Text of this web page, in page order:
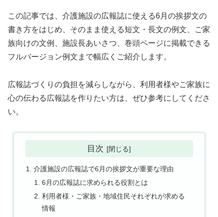
この記事では、介護施設の広報誌に使える6月の挨拶文の
書き方をはじめ、そのまま使える短文・長文の例文、ご家
族向けの文例、施設長あいさつ、巻頭ページに掲載できる
フルバージョン例文まで幅広くご紹介します。
広報誌づくりの負担を減らしながら、利用者様やご家族に
心の伝わる広報誌を作りたい方は、ぜひ参考にしてくださ
い。
目次
介護施設の広報誌で6月の挨拶文が重要な理由
6月の広報誌に求められる役割とは
利用者様・ご家族・地域住民それぞれが求める
情報